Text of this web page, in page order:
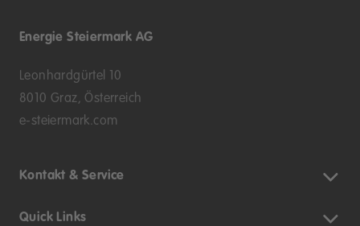
Energie Steiermark AG
Leonhardgürtel 10
8010 Graz, Österreich
e-steiermark.com
Kontakt & Service
Quick Links